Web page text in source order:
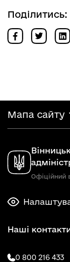
Поділитись:
Мапа сайту
Офіційний
Наші
0 800 216 433